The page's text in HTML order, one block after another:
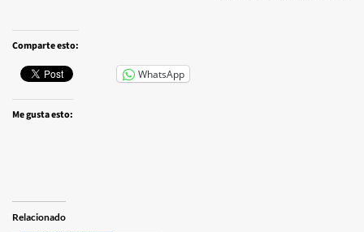
Comparte esto:
WhatsApp
Me gusta esto:
Relacionado